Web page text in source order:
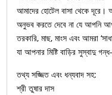
আমাদের হোটেল বাসা থেকে
অনুভব করতে দেবে না যে আপনি
তরকারি, মাছ, মাংস এবং আমরা
যা আপনার মিষ্টি বাড়ির সুস্বাদু
তথ্য সজ্জিত এবং ধন্যবাদ সহ:
শ্রী তুষার দাস